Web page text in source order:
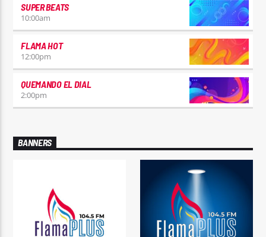
SUPER BEATS
10:00am
FLAMA HOT
12:00pm
QUEMANDO EL DIAL
2:00pm
BANNERS